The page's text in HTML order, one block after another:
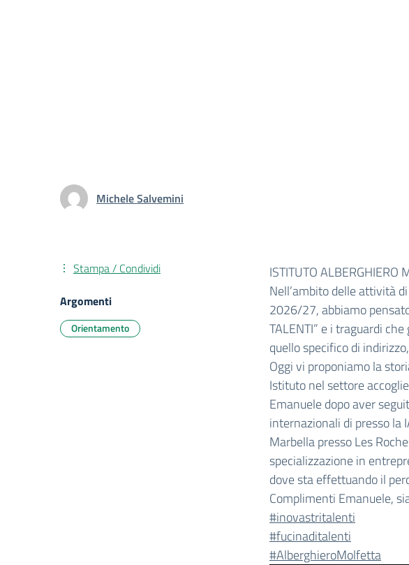
Michele Salvemini
ISTITUTO ALBERGHIERO
Nell’ambito delle attività
2026/27, abbiamo
TALENTI” e i traguardi
quello specifico di
Oggi vi proponiamo la
Istituto nel settore
Emanuele dopo aver
internazionali di presso la
Marbella presso Les
specializzazione in
dove sta effettuando il
Complimenti Emanuele,
#inovastritalenti
#fucinaditalenti
#AlberghieroMolfetta
Stampa / Condividi
Argomenti
Orientamento